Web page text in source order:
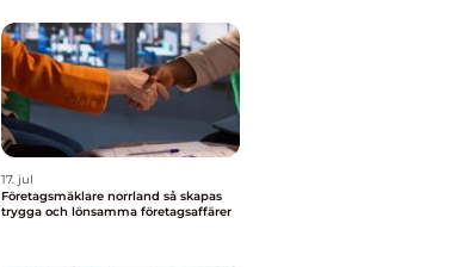
17. jul
Företagsmäklare norrland så skapas
trygga och lönsamma företagsaffärer